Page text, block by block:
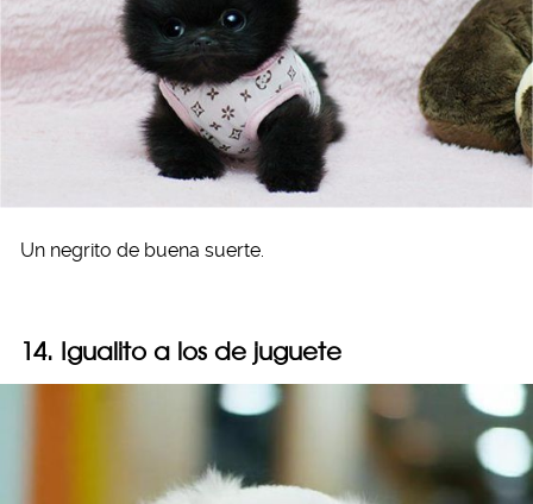
Un negrito de buena suerte.
14. Igualito a los de juguete